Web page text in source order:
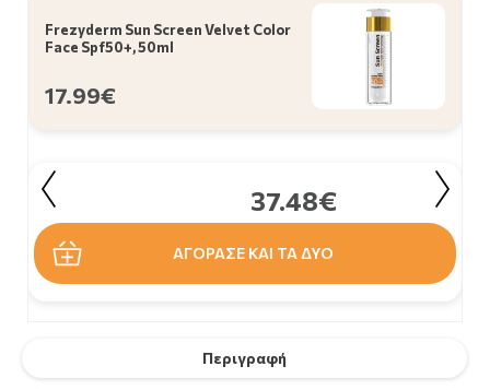
Περιγραφή
Frezyderm Sun Screen Velvet Color
Face Spf50+, 50ml
17.99€
37.48€
ΑΓΟΡΑΣΕ ΚΑΙ ΤΑ ΔΥΟ